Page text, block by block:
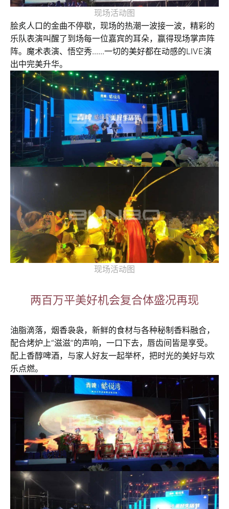
现场活动图
脍炙人口的金曲不停歇，现场的热潮一波接一波，精彩的
乐队表演叫醒了到场每一位嘉宾的耳朵，赢得现场掌声阵
阵。魔术表演、悟空秀......一切的美好都在动感的LIVE演
出中完美升华。
现场活动图
两百万平美好机会复合体盛况再现
油脂滴落，烟香袅袅，新鲜的食材与各种秘制香料融合，
配合烤炉上“滋滋”的声响，一口下去，唇齿间皆是享受。
配上香醇啤酒，与家人好友一起举杯，把时光的美好与欢
乐点燃。